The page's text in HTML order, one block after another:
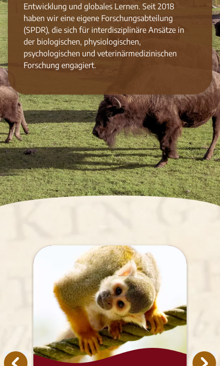
Entwicklung und globales Lernen. Seit 2018
haben wir eine eigene Forschungsabteilung
(SPDR), die sich für interdisziplinäre Ansätze in
der biologischen, physiologischen,
psychologischen und veterinärmedizinischen
Forschung engagiert.